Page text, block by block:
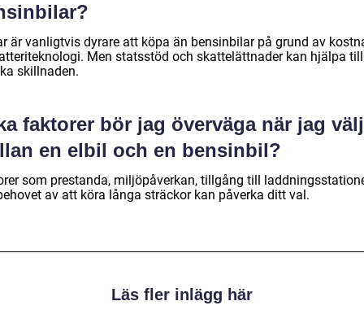
är vanligtvis dyrare att köpa än bensinbilar på grund av
Men statsstöd och skattelättnader kan hjälpa
skillnaden.
faktorer bör jag överväga när jag
en elbil och en bensinbil?
som prestanda, miljöpåverkan, tillgång till
av att köra långa sträckor kan påverka ditt val.
Läs fler inlägg här